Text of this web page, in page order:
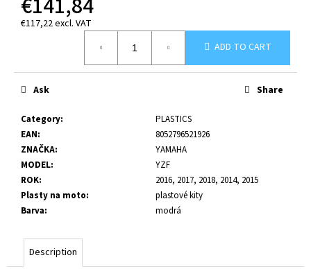
€117,22 excl. VAT
ADD TO CART
Category:
PLASTICS
EAN:
8052796521926
ZNAČKA:
YAMAHA
MODEL:
YZF
ROK:
2016, 2017, 2018, 2014, 2015
Plasty na moto:
plastové kity
Barva: modrá
Ask Share
Description
W
e
m
m
n
d